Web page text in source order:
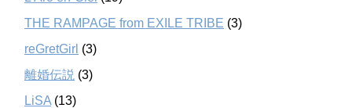
THE RAMPAGE from EXILE TRIBE (3)
reGretGirl (3)
離婚伝説 (3)
LiSA (13)